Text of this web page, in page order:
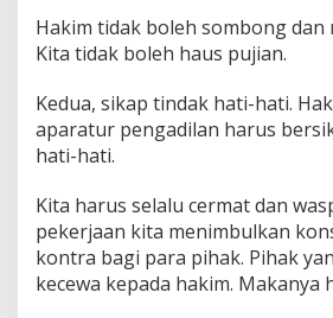
Hakim tidak boleh sombong dan
Kita tidak boleh haus pujian.
Kedua, sikap tindak hati-hati.
aparatur pengadilan harus
hati-hati.
Kita harus selalu cermat dan
pekerjaan kita menimbulkan
kontra bagi para pihak. Pihak
kecewa kepada hakim. Makanya